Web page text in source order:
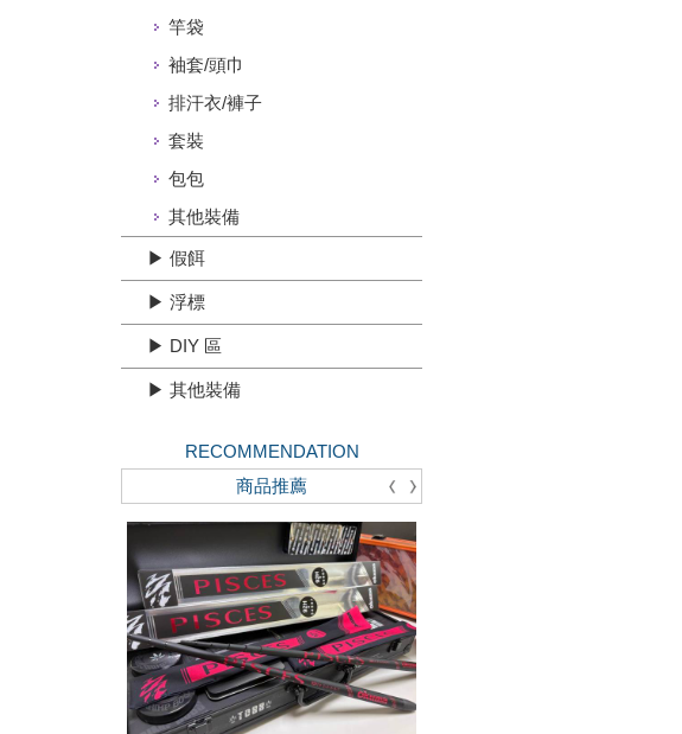
竿袋
袖套/頭巾
排汗衣/褲子
套裝
包包
其他裝備
▶ 假餌
▶ 浮標
▶ DIY 區
▶ 其他裝備
RECOMMENDATION
商品推薦